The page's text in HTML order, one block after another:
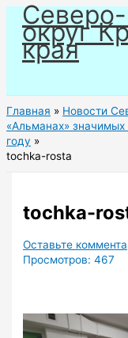
Перейти
содержимому
округ
края
Главная
Новости
«Альманах»
году
tochka-rosta
tochka-
Оставьте
Просмотров: 467